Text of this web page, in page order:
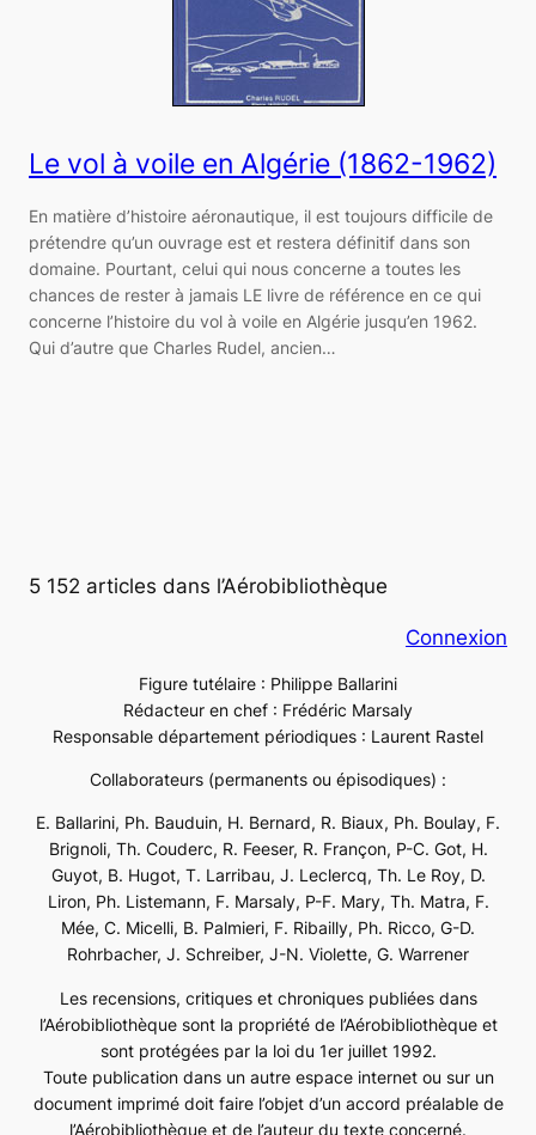
Le vol à voile en Algérie (1862-1962)
En matière d’histoire aéronautique, il est toujours difficile de
prétendre qu’un ouvrage est et restera définitif dans son
domaine. Pourtant, celui qui nous concerne a toutes les
chances de rester à jamais LE livre de référence en ce qui
concerne l’histoire du vol à voile en Algérie jusqu’en 1962.
Qui d’autre que Charles Rudel, ancien…
5 152 articles dans l’Aérobibliothèque
Connexion
Figure tutélaire : Philippe Ballarini
Rédacteur en chef : Frédéric Marsaly
Responsable département périodiques : Laurent Rastel
Collaborateurs (permanents ou épisodiques) :
E. Ballarini, Ph. Bauduin, H. Bernard, R. Biaux, Ph. Boulay, F.
Brignoli, Th. Couderc, R. Feeser, R. Françon, P-C. Got, H.
Guyot, B. Hugot, T. Larribau, J. Leclercq, Th. Le Roy, D.
Liron, Ph. Listemann, F. Marsaly, P-F. Mary, Th. Matra, F.
Mée, C. Micelli, B. Palmieri, F. Ribailly, Ph. Ricco, G-D.
Rohrbacher, J. Schreiber, J-N. Violette, G. Warrener
Les recensions, critiques et chroniques publiées dans
l’Aérobibliothèque sont la propriété de l’Aérobibliothèque et
sont protégées par la loi du 1er juillet 1992.
Toute publication dans un autre espace internet ou sur un
document imprimé doit faire l’objet d’un accord préalable de
l’Aérobibliothèque et de l’auteur du texte concerné.